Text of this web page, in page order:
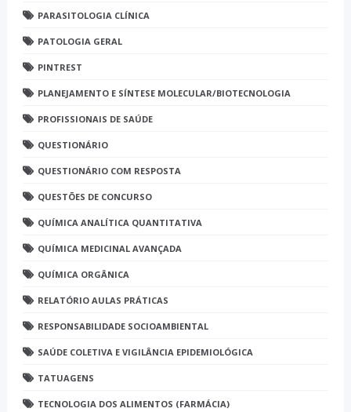
PARASITOLOGIA CLÍNICA
PATOLOGIA GERAL
PINTREST
PLANEJAMENTO E SÍNTESE MOLECULAR/BIOTECNOLOGIA
PROFISSIONAIS DE SAÚDE
QUESTIONÁRIO
QUESTIONÁRIO COM RESPOSTA
QUESTÕES DE CONCURSO
QUÍMICA ANALÍTICA QUANTITATIVA
QUÍMICA MEDICINAL AVANÇADA
QUÍMICA ORGÂNICA
RELATÓRIO AULAS PRÁTICAS
RESPONSABILIDADE SOCIOAMBIENTAL
SAÚDE COLETIVA E VIGILÂNCIA EPIDEMIOLÓGICA
TATUAGENS
TECNOLOGIA DOS ALIMENTOS (FARMÁCIA)